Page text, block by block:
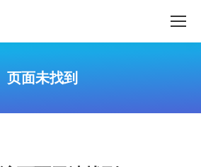
页面未找到